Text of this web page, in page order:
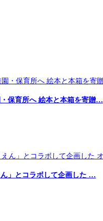
保育所へ 絵本と本箱を寄贈…
」とコラボして企画した …